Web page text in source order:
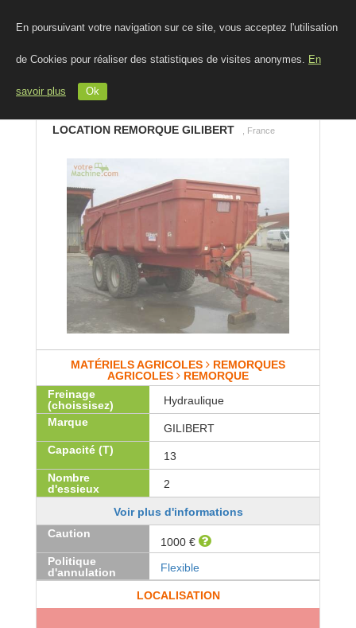
En poursuivant votre navigation sur ce site, vous acceptez l'utilisation
de Cookies pour réaliser des statistiques de visites anonymes. En
savoir plus Ok
LOCATION REMORQUE GILIBERT , France
MATÉRIELS AGRICOLES
REMORQUES
AGRICOLES
REMORQUE
Freinage
(choissisez)
Hydraulique
Marque
GILIBERT
Capacité (T)
13
Nombre
d'essieux
2
Voir plus d'informations
Caution
1000 €
Politique
d'annulation
Flexible
LOCALISATION